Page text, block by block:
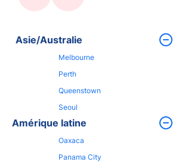
Asie/Australie
Melbourne
Perth
Queenstown
Seoul
Amérique latine
Oaxaca
Panama City